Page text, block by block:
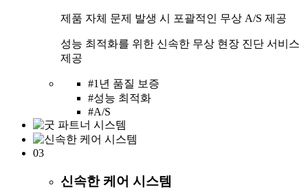
제품 자체 문제 발생 시 포괄적인 무상 A/S 제공
성능 최적화를 위한 신속한 무상 현장 진단 서비스
제공
#1년 품질 보증
#성능 최적화
#A/S
03
신속한 케어 시스템